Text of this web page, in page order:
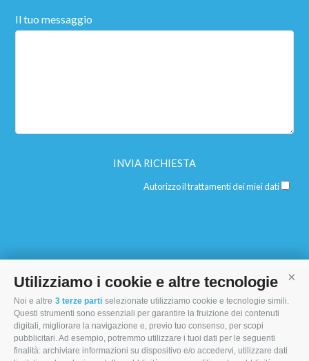
Utilizziamo i cookie e altre tecnologie
Noi e altre 3 terze parti selezionate utilizziamo cookie e tecnologie simili.
Questi strumenti sono essenziali per garantire la fruizione dei contenuti
digitali, migliorare la navigazione e, previo tuo consenso, per scopi
pubblicitari. Ad esempio, potremmo utilizzare i tuoi dati per le seguenti
finalità: archiviare informazioni su dispositivo e/o accedervi, utilizzare dati
Il tuo messaggio
Autorizzo il trattamenti dei miei dati
I MORI STOCK PRICE EQUIPMENT SRL
Via Maranello, 19
47853 Coriano (RN)